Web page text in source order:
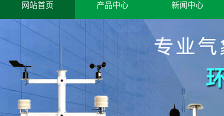
网站首页 产品中心 新闻中心